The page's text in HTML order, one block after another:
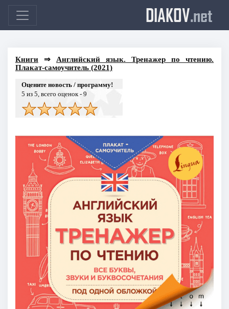
DIAKOV.net
Книги⇒ Английский язык. Тренажер по чтению.
Плакат-самоучитель (2021)
Оцените новость / программу!
5 из 5, всего оценок - 9